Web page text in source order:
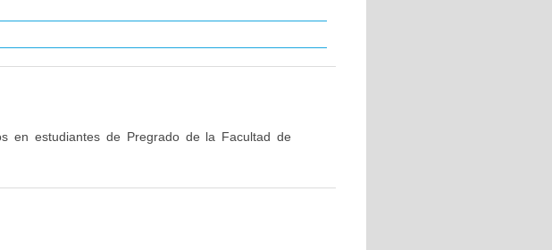
en estudiantes de Pregrado de la Facultad de